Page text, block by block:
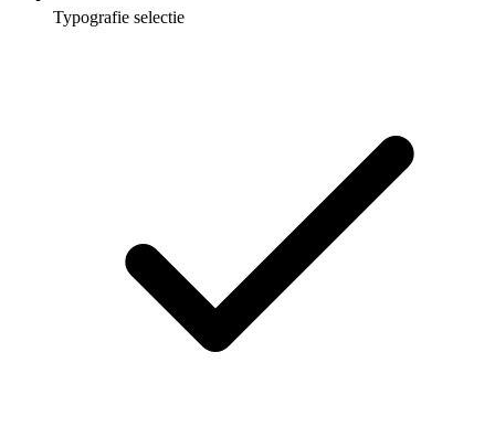
Typografie selectie